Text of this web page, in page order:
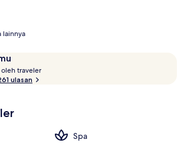
Para traveler terkesan dengan kolam renang
dekat dengan transportasi umum: Halte
Marco berjarak 5 menit dan Pemberhentian
13 menit.
lainnya
traveler
ulasan
Spa